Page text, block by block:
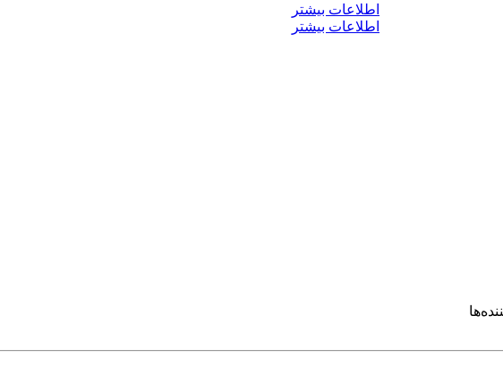
اطلاعات بیشتر
اطلاعات بیشتر